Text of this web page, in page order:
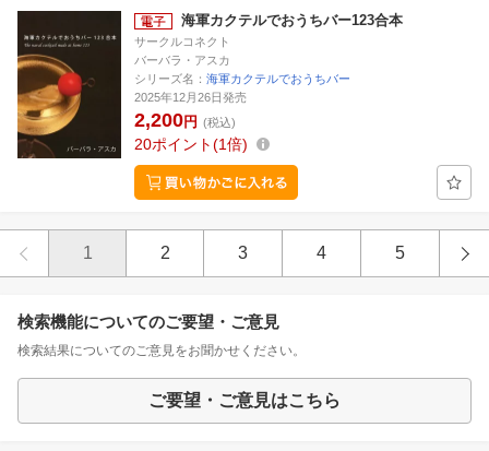
海軍カクテルでおうちバー123合本
サークルコネクト
バーバラ・アスカ
シリーズ名： 海軍カクテルでおうちバー
2025年12月26日発売
2,200円 (税込)
20ポイント 1倍
1 2 3 4 5
検索機能についてのご要望・ご意見
検索結果についてのご意見をお聞かせください。
ご要望・ご意見はこちら